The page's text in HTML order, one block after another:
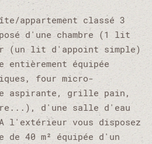
appartement classé 3
d'une chambre (1 lit
(un lit d'appoint simple)
équipée
four micro-
aspirante, grille pain,
d'une salle d'eau
A l'extérieur vous disposez
40 m² équipée d'un